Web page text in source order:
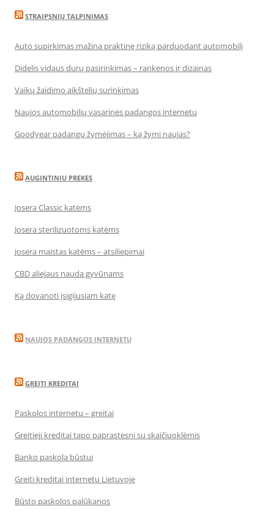
STRAIPSNIŲ TALPINIMAS
Auto supirkimas mažina praktinę riziką parduodant automobilį
Didelis vidaus durų pasirinkimas – rankenos ir dizainas
Vaikų žaidimo aikštelių surinkimas
Naujos automobilių vasarinės padangos internetu
Goodyear padangų žymėjimas – ką žymi naujas?
AUGINTINIU PREKES
Josera Classic katėms
Josera sterilizuotoms katėms
Josera maistas katėms – atsiliepimai
CBD aliejaus nauda gyvūnams
Ką dovanoti įsigijusiam katę
NAUJOS PADANGOS INTERNETU
GREITI KREDITAI
Paskolos internetu – greitai
Greitieji kreditai tapo paprastesni su skaičiuoklėmis
Banko paskola būstui
Greiti kreditai internetu Lietuvoje
Būsto paskolos palūkanos